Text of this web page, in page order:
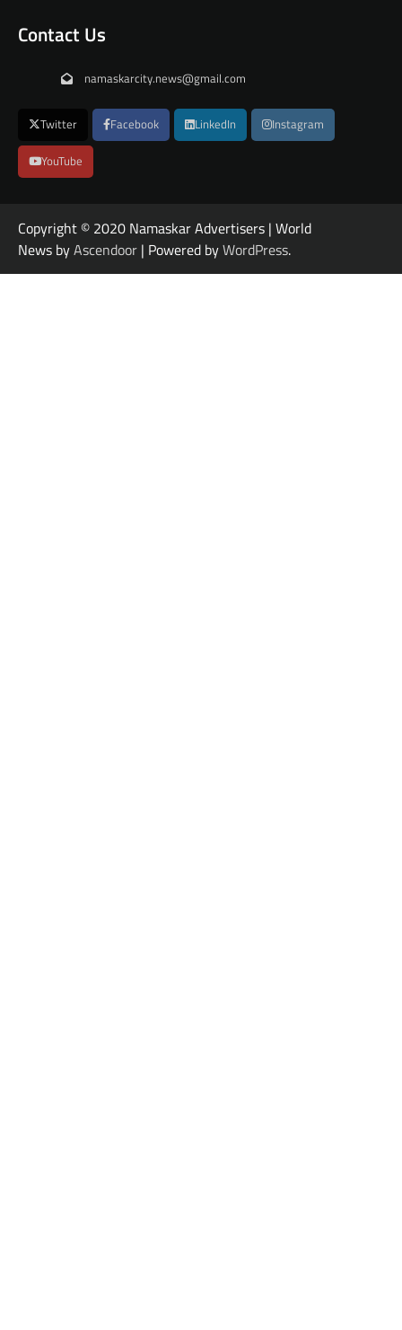
Contact Us
namaskarcity.news@gmail.com
Twitter Facebook LinkedIn Instagram
YouTube
Copyright © 2020 Namaskar Advertisers | World
News byAscendoor | Powered byWordPress.